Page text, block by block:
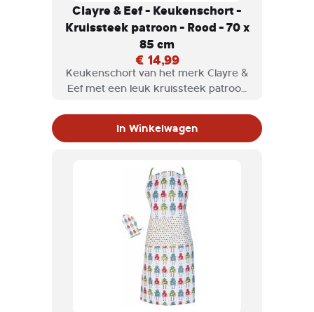
Clayre & Eef - Keukenschort -
Kruissteek patroon - Rood - 70 x
85 cm
€ 14,99
Keukenschort van het merk Clayre &
Eef met een leuk kruissteek patroon
In Winkelwagen